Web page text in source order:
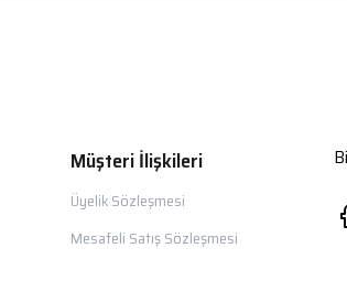
Müşteri İlişkileri
Üyelik Sözleşmesi
Mesafeli Satış Sözleşmesi